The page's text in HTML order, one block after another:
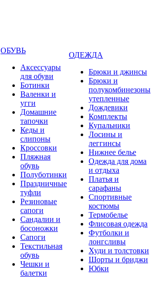
ОБУВЬ
Аксессуары
для обуви
Ботинки
Валенки и
угги
Домашние
тапочки
Кеды и
слипоны
Кроссовки
Пляжная
обувь
Полуботинки
Праздничные
туфли
Резиновые
сапоги
Сандалии и
босоножки
Сапоги
Текстильная
обувь
Чешки и
балетки
ОДЕЖДА
Брюки и джинсы
Брюки и
полукомбинезоны
утепленные
Дождевики
Комплекты
Купальники
Лосины и
леггинсы
Нижнее белье
Одежда для дома
и отдыха
Платья и
сарафаны
Спортивные
костюмы
Термобелье
Флисовая одежда
Футболки и
лонгсливы
Худи и толстовки
Шорты и бриджи
Юбки